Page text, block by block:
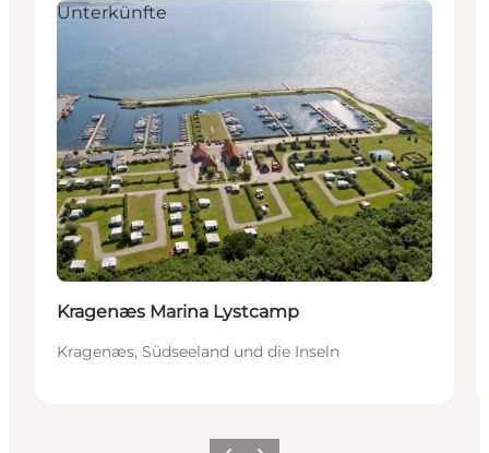
Unterkünfte
Kragenæs Marina Lystcamp
Kragenæs, Südseeland und die Inseln